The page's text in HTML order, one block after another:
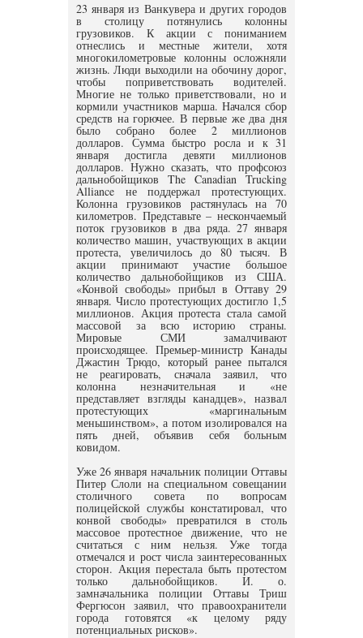
23 января из Ванкувера и других городов
в столицу потянулись колонны
грузовиков. К акции с пониманием
отнеслись и местные жители, хотя
многокилометровые колонны осложняли
жизнь. Люди выходили на обочину дорог,
чтобы поприветствовать водителей.
Многие не только приветствовали, но и
кормили участников марша. Начался сбор
средств на горючее. В первые же два дня
было собрано более 2 миллионов
долларов. Сумма быстро росла и к 31
января достигла девяти миллионов
долларов. Нужно сказать, что профсоюз
дальнобойщиков The Canadian Trucking
Alliance не поддержал протестующих.
Колонна грузовиков растянулась на 70
километров. Представьте – нескончаемый
поток грузовиков в два ряда. 27 января
количество машин, участвующих в акции
протеста, увеличилось до 80 тысяч. В
акции принимают участие большое
количество дальнобойщиков из США.
«Конвой свободы» прибыл в Оттаву 29
января. Число протестующих достигло 1,5
миллионов. Акция протеста стала самой
массовой за всю историю страны.
Мировые СМИ замалчивают
происходящее. Премьер-министр Канады
Джастин Трюдо, который ранее пытался
не реагировать, сначала заявил, что
колонна незначительная и «не
представляет взгляды канадцев», назвал
протестующих «маргинальным
меньшинством», а потом изолировался на
пять дней, объявив себя больным
ковидом.
Уже 26 января начальник полиции Оттавы
Питер Слоли на специальном совещании
столичного совета по вопросам
полицейской службы констатировал, что
конвой свободы» превратился в столь
массовое протестное движение, что не
считаться с ним нельзя. Уже тогда
отмечался и рост числа заинтересованных
сторон. Акция перестала быть протестом
только дальнобойщиков. И. о.
замначальника полиции Оттавы Триш
Фергюсон заявил, что правоохранители
города готовятся «к целому ряду
потенциальных рисков».